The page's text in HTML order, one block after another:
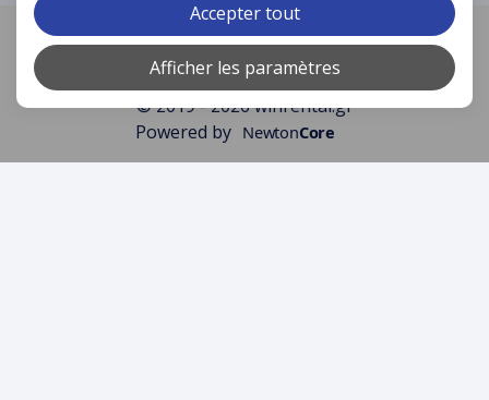
© 2019 - 2026 winrental.gr
Numéro de licence:1039E81000441101
Numéro de registre:148480427000
Powered by NewtonCore
Accepter tout
Afficher les paramètres